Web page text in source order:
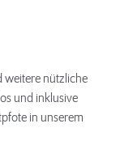
weitere nützliche
und inklusive
in unserem